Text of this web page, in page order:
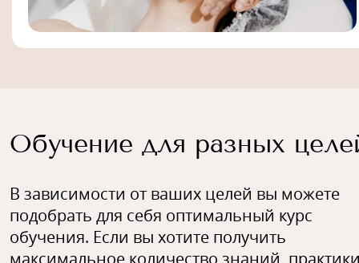
Обучение для разных
В зависимости от ваших целей вы можете
подобрать для себя оптимальный курс
обучения. Если вы хотите получить
максимальное количество знаний,